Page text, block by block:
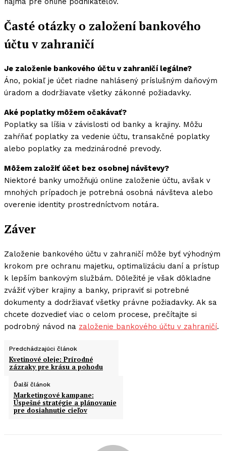
Časté otázky o založení bankového
účtu v zahraničí
Je založenie bankového účtu v zahraničí legálne?
Áno, pokiaľ je účet riadne nahlásený príslušným daňovým
úradom a dodržiavate všetky zákonné požiadavky.
Aké poplatky môžem očakávať?
Poplatky sa líšia v závislosti od banky a krajiny. Môžu
zahŕňať poplatky za vedenie účtu, transakčné poplatky
alebo poplatky za medzinárodné prevody.
Môžem založiť účet bez osobnej návštevy?
Niektoré banky umožňujú online založenie účtu, avšak v
mnohých prípadoch je potrebná osobná návšteva alebo
overenie identity prostredníctvom notára.
Záver
Založenie bankového účtu v zahraničí môže byť výhodným
krokom pre ochranu majetku, optimalizáciu daní a prístup
k lepším bankovým službám. Dôležité je však dôkladne
zvážiť výber krajiny a banky, pripraviť si potrebné
dokumenty a dodržiavať všetky právne požiadavky. Ak sa
chcete dozvedieť viac o celom procese, prečítajte si
podrobný návod na založenie bankového účtu v zahraničí.
Predchádzajúci článok
Kvetinové oleje: Prírodné
zázraky pre krásu a pohodu
Ďalší článok
Marketingové kampane:
Úspešné stratégie a plánovanie
pre dosiahnutie cieľov